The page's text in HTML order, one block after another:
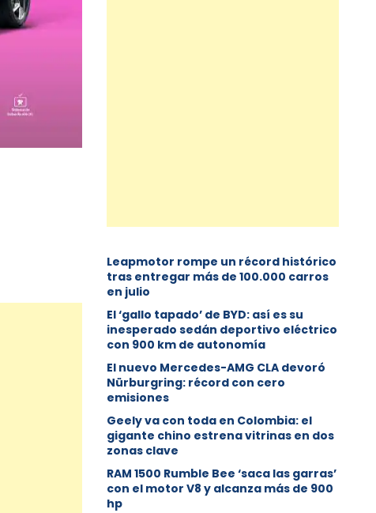
Leapmotor rompe un récord histórico
tras entregar más de 100.000 carros
en julio
El ‘gallo tapado’ de BYD: así es su
inesperado sedán deportivo eléctrico
con 900 km de autonomía
El nuevo Mercedes-AMG CLA devoró
Nürburgring: récord con cero
emisiones
Geely va con toda en Colombia: el
gigante chino estrena vitrinas en dos
zonas clave
RAM 1500 Rumble Bee ‘saca las garras’
con el motor V8 y alcanza más de 900
hp